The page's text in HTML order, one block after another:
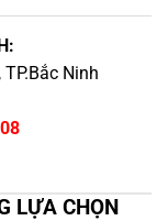
Ninh
LỰA CHỌN